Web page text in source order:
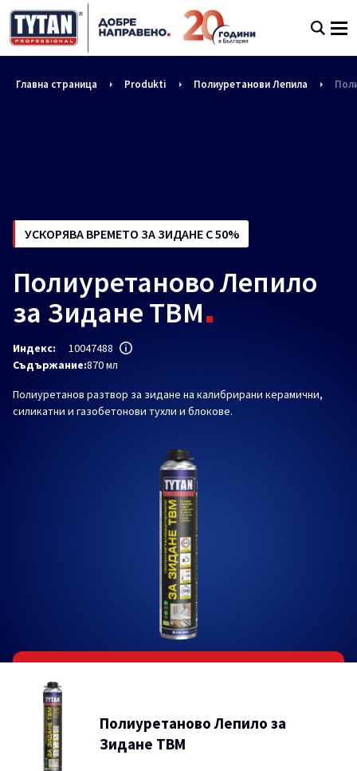
Главна страница Produkti Полиуретанови Лепила
УСКОРЯВА ВРЕМЕТО ЗА ЗИДАНЕ С 50%
Полиуретаново Лепило
за Зидане ТВМ
Индекс:
10047488
Съдържание:870 мл
Полиуретанов разтвор за зидане на калибрирани керамични,
силикатни и газобетонови тухли и блокове.
Полиуретаново Лепило за
Зидане ТВМ